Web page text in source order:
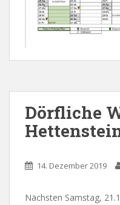
Dörfliche
14. Dezember 2019
Nächsten Samstag,